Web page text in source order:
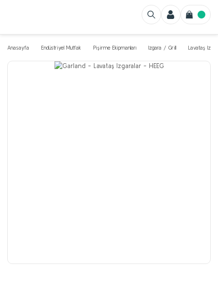
Anasayfa Endüstriyel Mutfak Pişirme Ekipmanları Izgara / Grill Lavataş